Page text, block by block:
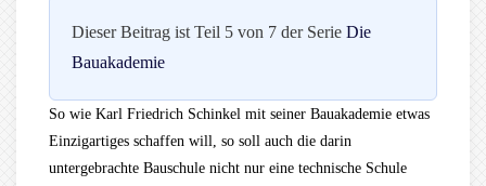
Dieser Beitrag ist Teil 5 von 7 der Serie Die
Bauakademie
So wie Karl Friedrich Schinkel mit seiner Bauakademie etwas
Einzigartiges schaffen will, so soll auch die darin
untergebrachte Bauschule nicht nur eine technische Schule